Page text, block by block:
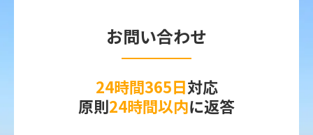
お問い合わせ
24時間365日対応
原則24時間以内に返答